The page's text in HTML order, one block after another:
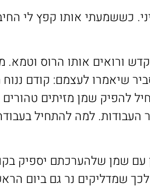
כששמעתי אותו קפץ לי
ורואים אותו הרוס וטמא.
שיאמרו לעצמם: קודם
להפיק שמן מזיתים
למה להתחיל
שמן שלהערכתם יספיק
שמדליקים נר גם ביום